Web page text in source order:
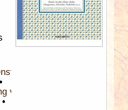
von Goethe